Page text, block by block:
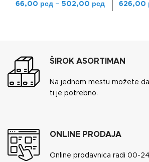
66,00 рсд – 502,00 рсд
626,00
ŠIROK ASORTIMAN
Na jednom mestu možete
ti je potrebno.
ONLINE PRODAJA
Online prodavnica radi 00-